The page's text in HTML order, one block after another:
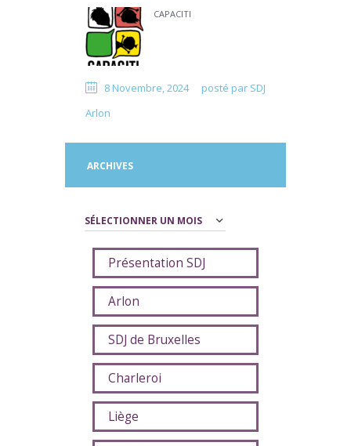
CAPACITI
8 Novembre, 2024 posté par SDJ
Arlon
ARCHIVES
Archives
Présentation SDJ
Arlon
SDJ de Bruxelles
Charleroi
Liège